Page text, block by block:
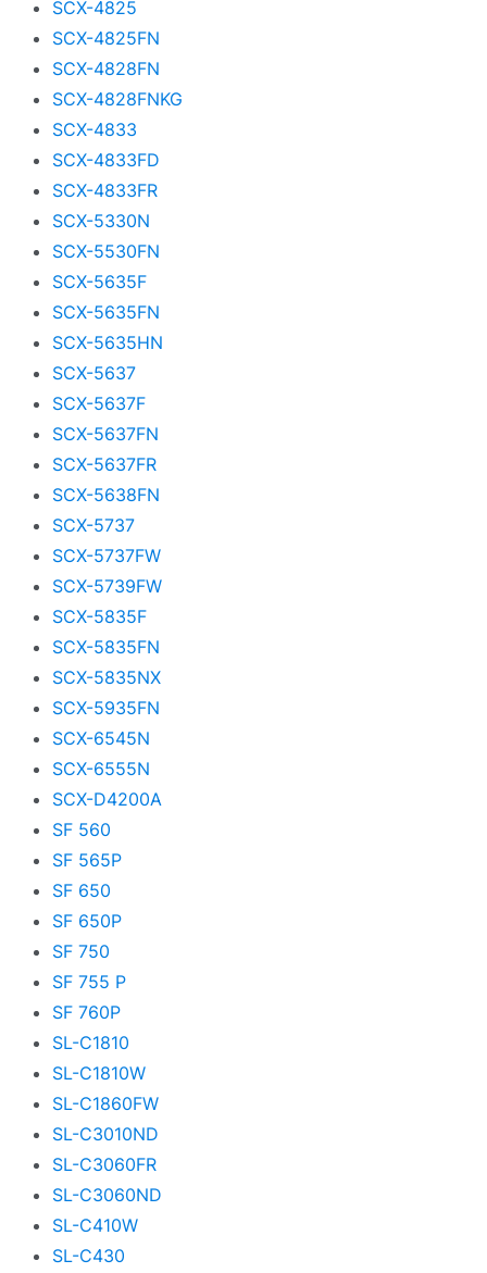
SCX-4825
SCX-4825FN
SCX-4828FN
SCX-4828FNKG
SCX-4833
SCX-4833FD
SCX-4833FR
SCX-5330N
SCX-5530FN
SCX-5635F
SCX-5635FN
SCX-5635HN
SCX-5637
SCX-5637F
SCX-5637FN
SCX-5637FR
SCX-5638FN
SCX-5737
SCX-5737FW
SCX-5739FW
SCX-5835F
SCX-5835FN
SCX-5835NX
SCX-5935FN
SCX-6545N
SCX-6555N
SCX-D4200A
SF 560
SF 565P
SF 650
SF 650P
SF 750
SF 755 P
SF 760P
SL-C1810
SL-C1810W
SL-C1860FW
SL-C3010ND
SL-C3060FR
SL-C3060ND
SL-C410W
SL-C430